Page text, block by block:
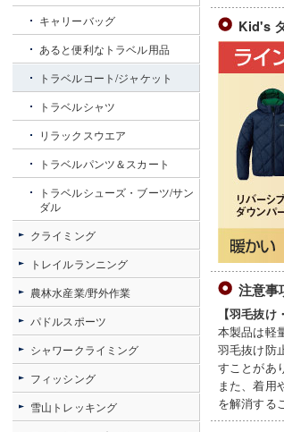
Kid's
注意事
【羽毛抜け
本製品は軽
羽毛抜け防
すことがあ
また、着用
を解消する
キャリーバッグ
あると便利なトラベル用品
トラベルコート/ジャケット
トラベルシャツ
リラックスウエア
トラベルパンツ＆スカート
トラベルシューズ・ブーツ/サン
ダル
クライミング
トレイルランニング
農林水産業/野外作業
パドルスポーツ
シャワークライミング
フィッシング
雪山トレッキング